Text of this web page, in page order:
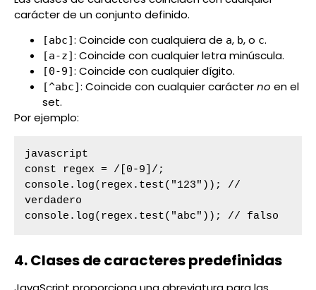
carácter de un conjunto definido.
[abc]: Coincide con cualquiera de a, b, o c.
[a-z]: Coincide con cualquier letra minúscula.
[0-9]: Coincide con cualquier dígito.
[^abc]: Coincide con cualquier carácterno en el
set.
Por ejemplo:
javascript
const regex = /[0-9]/;
console.log(regex.test("123")); //
verdadero
console.log(regex.test("abc")); // falso
4. Clases de caracteres predefinidas